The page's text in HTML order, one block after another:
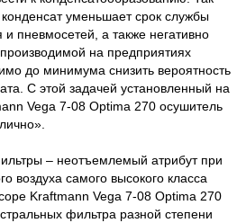
уменьшает срок службы
пневмосетей, а также негативно
на предприятиях
до минимума снизить вероятность
С этой задачей установленный на
Vega 7-08 Optima 270 осушитель
– неотъемлемый атрибут при
воздуха самого высокого класса
Kraftmann Vega 7-08 Optima 270
фильтра разной степени